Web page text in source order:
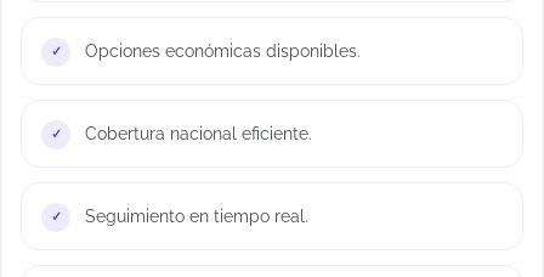
Opciones económicas disponibles.
Cobertura nacional eficiente.
Seguimiento en tiempo real.